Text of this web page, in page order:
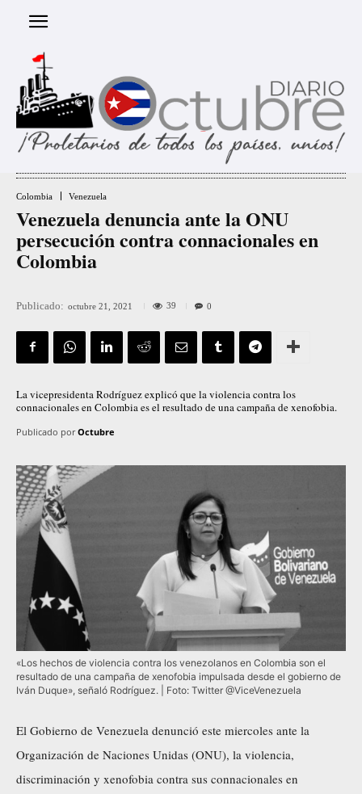
Colombia Venezuela
Venezuela denuncia ante la ONU
persecución contra connacionales en
Colombia
Publicado: octubre 21, 2021 39 0
La vicepresidenta Rodríguez explicó que la violencia contra los
connacionales en Colombia es el resultado de una campaña de xenofobia.
Publicado por Octubre
«Los hechos de violencia contra los venezolanos en Colombia son el
resultado de una campaña de xenofobia impulsada desde el gobierno de
Iván Duque», señaló Rodríguez. | Foto: Twitter @ViceVenezuela
El Gobierno de Venezuela denunció este miercoles ante la
Organización de Naciones Unidas (ONU), la violencia,
discriminación y xenofobia contra sus connacionales en